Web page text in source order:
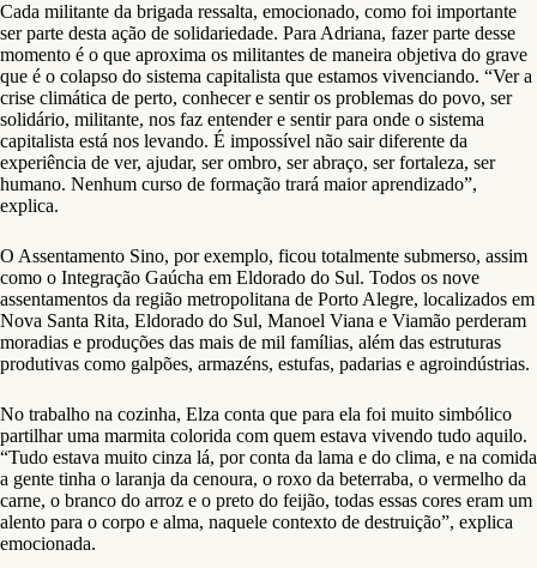
Cada militante da brigada ressalta, emocionado, como foi importante
ser parte desta ação de solidariedade. Para Adriana, fazer parte desse
momento é o que aproxima os militantes de maneira objetiva do grave
que é o colapso do sistema capitalista que estamos vivenciando. “Ver a
crise climática de perto, conhecer e sentir os problemas do povo, ser
solidário, militante, nos faz entender e sentir para onde o sistema
capitalista está nos levando. É impossível não sair diferente da
experiência de ver, ajudar, ser ombro, ser abraço, ser fortaleza, ser
humano. Nenhum curso de formação trará maior aprendizado”,
explica.
O Assentamento Sino, por exemplo, ficou totalmente submerso, assim
como o Integração Gaúcha em Eldorado do Sul. Todos os nove
assentamentos da região metropolitana de Porto Alegre, localizados em
Nova Santa Rita, Eldorado do Sul, Manoel Viana e Viamão perderam
moradias e produções das mais de mil famílias, além das estruturas
produtivas como galpões, armazéns, estufas, padarias e agroindústrias.
No trabalho na cozinha, Elza conta que para ela foi muito simbólico
partilhar uma marmita colorida com quem estava vivendo tudo aquilo.
“Tudo estava muito cinza lá, por conta da lama e do clima, e na comida
a gente tinha o laranja da cenoura, o roxo da beterraba, o vermelho da
carne, o branco do arroz e o preto do feijão, todas essas cores eram um
alento para o corpo e alma, naquele contexto de destruição”, explica
emocionada.